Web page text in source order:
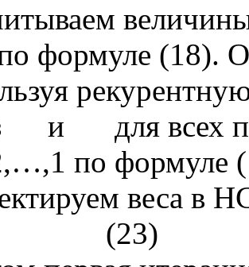
формуле (18).
и
для всех
по формуле
веса в
(23)